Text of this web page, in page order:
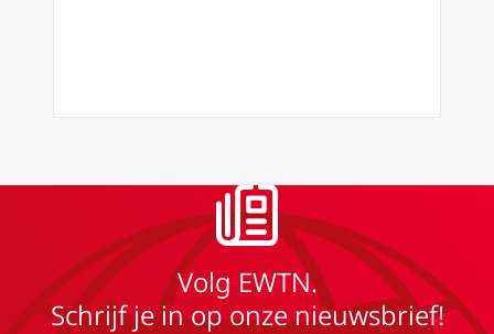
Volg EWTN.
Schrijf je in op onze nieuwsbrief!